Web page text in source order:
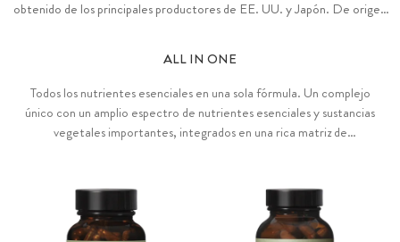
obtenido de los principales productores de EE. UU. y Japón. De origen
ALL IN ONE
Todos los nutrientes esenciales en una sola fórmula. Un complejo
único con un amplio espectro de nutrientes esenciales y sustancias
vegetales importantes, integrados en una rica matriz de